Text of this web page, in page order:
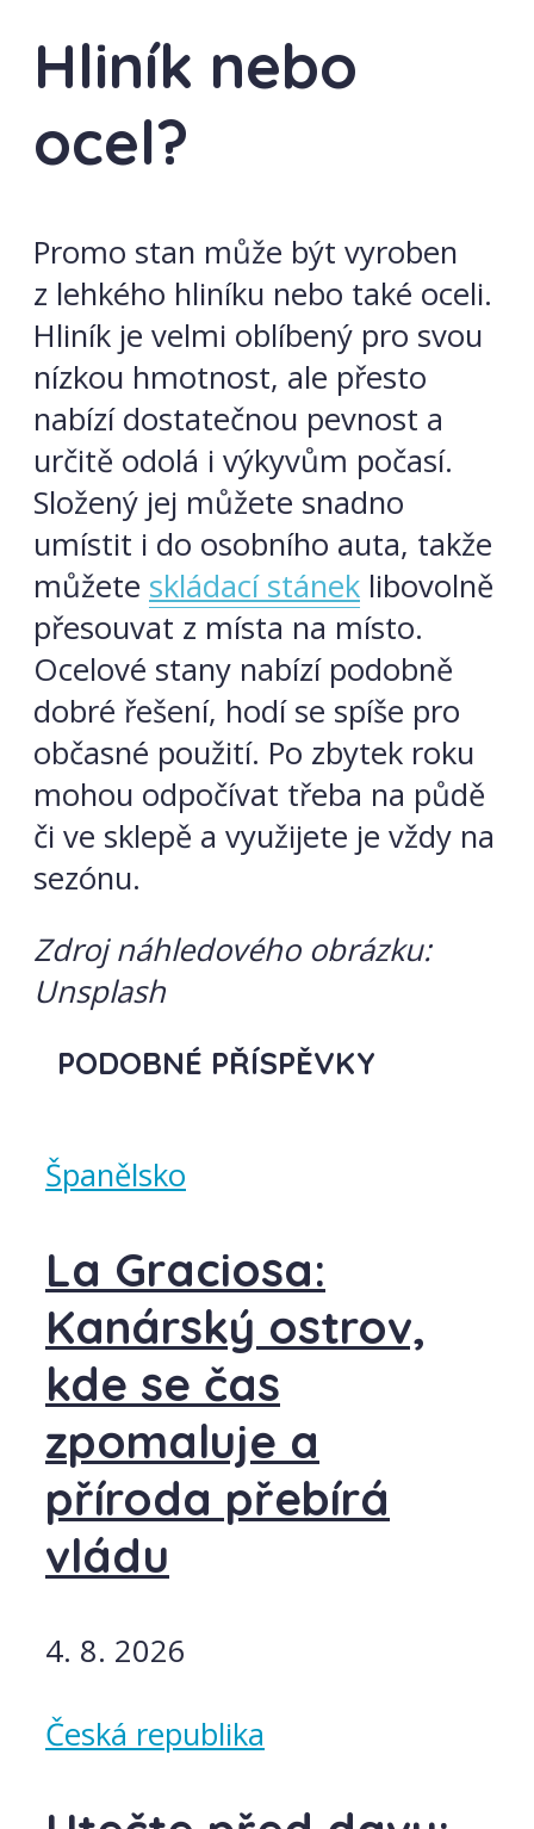
Hliník nebo
ocel?
Promo stan může být vyroben
z lehkého hliníku nebo také oceli.
Hliník je velmi oblíbený pro svou
nízkou hmotnost, ale přesto
nabízí dostatečnou pevnost a
určitě odolá i výkyvům počasí.
Složený jej můžete snadno
umístit i do osobního auta, takže
můžete skládací stánek libovolně
přesouvat z místa na místo.
Ocelové stany nabízí podobně
dobré řešení, hodí se spíše pro
občasné použití. Po zbytek roku
mohou odpočívat třeba na půdě
či ve sklepě a využijete je vždy na
sezónu.
Zdroj náhledového obrázku:
Unsplash
PODOBNÉ PŘÍSPĚVKY
Španělsko
La Graciosa:
Kanárský ostrov,
kde se čas
zpomaluje a
příroda přebírá
vládu
4. 8. 2026
Česká republika